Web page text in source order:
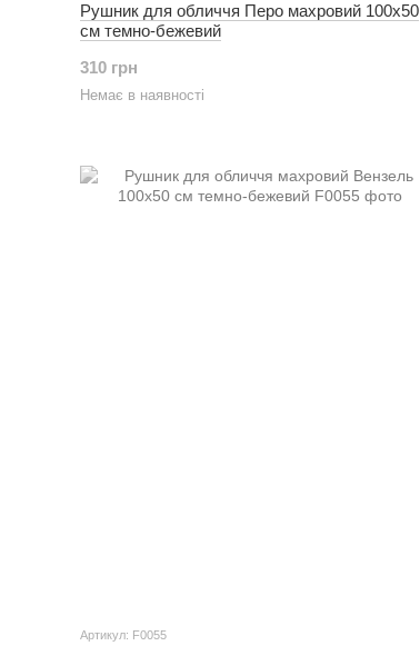
Рушник для обличчя Перо махровий 100х50
см темно-бежевий
310 грн
Немає в наявності
Артикул: F0055